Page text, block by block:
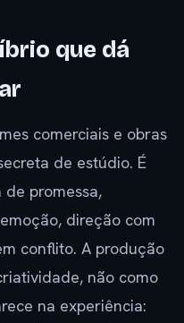
que dá
comerciais e obras
de estúdio. É
promessa,
direção com
conflito. A produção
não como
na experiência: